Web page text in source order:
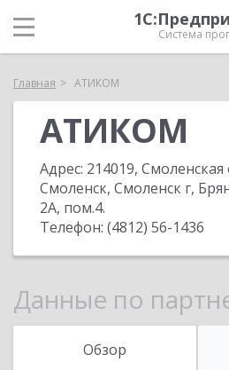
Система
Главная АТИКОМ
АТИКОМ
Адрес: 214019, Смоленская
Смоленск, Смоленск г,
2А, пом.4.
Телефон: (4812) 56-1436
Данные по
Обзор